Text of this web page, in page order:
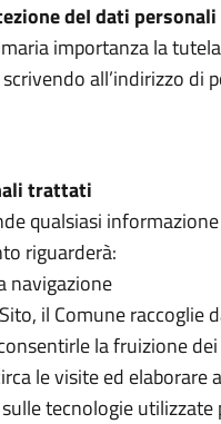
deI dati personali
importanza la
all’indirizzo di
trattati
qualsiasi
riguarderà:
navigazione
il Comune
la fruizione
le visite ed elaborare
tecnologie